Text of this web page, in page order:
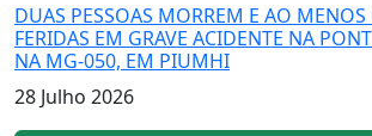
DUAS PESSOAS MORREM E AO
FERIDAS EM GRAVE ACIDENTE NA
NA MG-050, EM PIUMHI
28 Julho 2026